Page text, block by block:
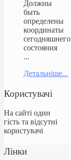
Должны
быть
определены
координаты
сегодняшнего
состояния
...
Детальніше...
Користувачі
На сайті один
гість та відсутні
користувачі
Лінки